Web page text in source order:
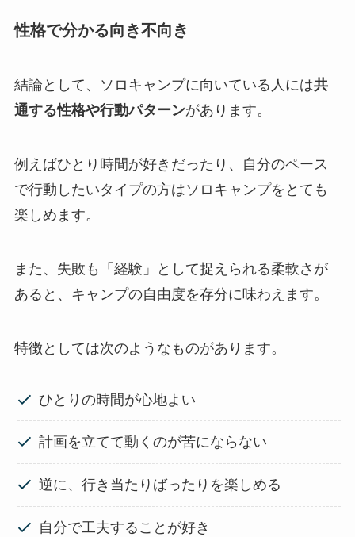
性格で分かる向き不向き
結論として、ソロキャンプに向いている人には共
通する性格や行動パターンがあります。
例えばひとり時間が好きだったり、自分のペース
で行動したいタイプの方はソロキャンプをとても
楽しめます。
また、失敗も「経験」として捉えられる柔軟さが
あると、キャンプの自由度を存分に味わえます。
特徴としては次のようなものがあります。
ひとりの時間が心地よい
計画を立てて動くのが苦にならない
逆に、行き当たりばったりを楽しめる
自分で工夫することが好き